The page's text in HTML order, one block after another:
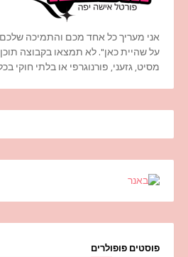
אני מעריך כל אחד מכם והתמיכה
על שהיית כאן". לא תמצאו בקבוצה
מסיט, גזעני, פורנוגרפי או בלתי חוקי
פוסטים פופולרים